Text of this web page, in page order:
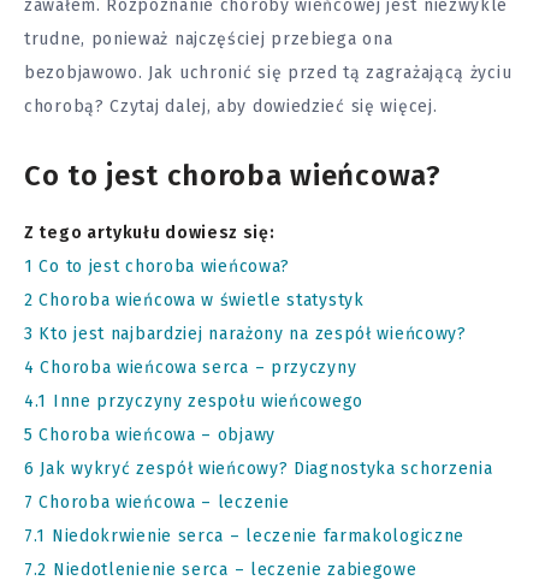
zawałem. Rozpoznanie choroby wieńcowej jest niezwykle
trudne, ponieważ najczęściej przebiega ona
bezobjawowo. Jak uchronić się przed tą zagrażającą życiu
chorobą? Czytaj dalej, aby dowiedzieć się więcej.
Co to jest choroba wieńcowa?
Z tego artykułu dowiesz się:
1 Co to jest choroba wieńcowa?
2 Choroba wieńcowa w świetle statystyk
3 Kto jest najbardziej narażony na zespół wieńcowy?
4 Choroba wieńcowa serca – przyczyny
4.1 Inne przyczyny zespołu wieńcowego
5 Choroba wieńcowa – objawy
6 Jak wykryć zespół wieńcowy? Diagnostyka schorzenia
7 Choroba wieńcowa – leczenie
7.1 Niedokrwienie serca – leczenie farmakologiczne
7.2 Niedotlenienie serca – leczenie zabiegowe